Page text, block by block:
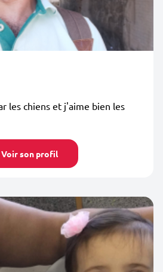
les chiens et j'aime bien les
Voir son profil